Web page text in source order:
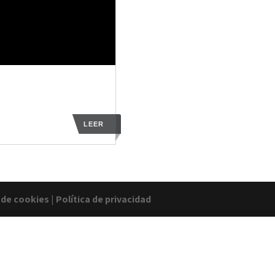
LEER
cookies | Política de privacidad